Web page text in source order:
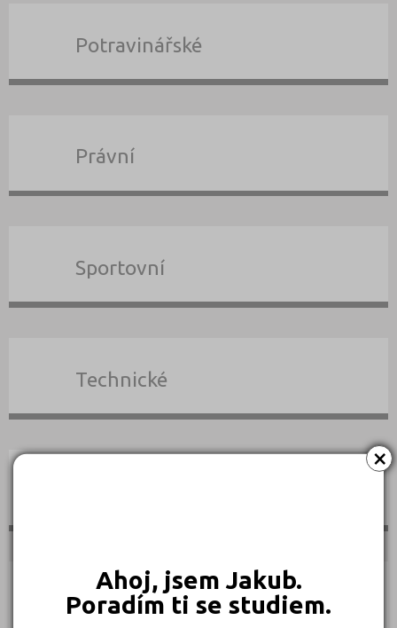
×
Ahoj, jsem Jakub.
Poradím ti se studiem.
Potravinářské
Právní
Sportovní
Technické
Textilní a obuvnické